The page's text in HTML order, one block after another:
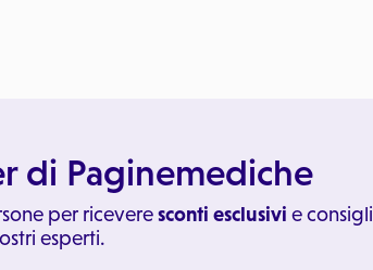
di Paginemediche
per riceveresconti esclusivi e consigli
esperti.